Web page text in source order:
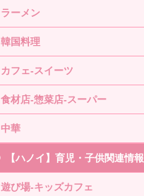
ラーメン
韓国料理
カフェ-スイーツ
食材店-惣菜店-スーパー
中華
【ハノイ】育児・子供関連情報
遊び場-キッズカフェ